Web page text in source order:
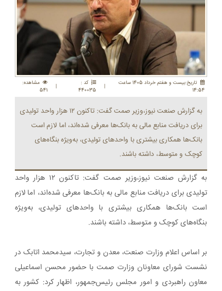
تاريخ:بيست و هفتم خرداد 1405 ساعت
14:54
|
کد :
440035
|
مشاهده:
541
به گزارش صنعت نیوز،وزیر صمت گفت: تاکنون ۱۲ هزار واحد تولیدی
برای دریافت منابع مالی به بانک‌ها معرفی شده‌اند، اما لازم است
بانک‌ها همکاری بیشتری با واحدهای تولیدی، به‌ویژه بنگاه‌های
کوچک و متوسط، داشته باشند.
به گزارش صنعت نیوز،وزیر صمت گفت: تاکنون ۱۲ هزار واحد
تولیدی برای دریافت منابع مالی به بانک‌ها معرفی شده‌اند، اما لازم
است بانک‌ها همکاری بیشتری با واحدهای تولیدی، به‌ویژه
بنگاه‌های کوچک و متوسط، داشته باشند.
بر اساس اعلام وزارت صنعت، معدن و تجارت، سیدمحمد اتابک در
نشست شورای معاونان وزارت صمت با حضور محسن اسماعیلی
معاون راهبردی و امور مجلس رئیس‌جمهور، اظهار کرد: کشور به